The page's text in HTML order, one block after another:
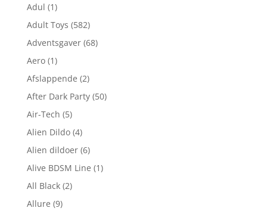
Adul (1)
Adult Toys (582)
Adventsgaver (68)
Aero (1)
Afslappende (2)
After Dark Party (50)
Air-Tech (5)
Alien Dildo (4)
Alien dildoer (6)
Alive BDSM Line (1)
All Black (2)
Allure (9)